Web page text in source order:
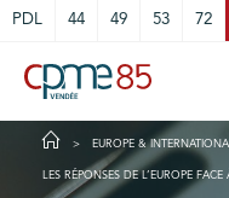
PDL 44 49 53 72
EUROPE &
LES RÉPONSES DE L’EUROPE
Cookies management